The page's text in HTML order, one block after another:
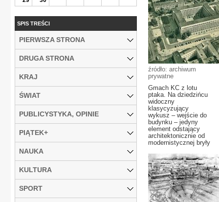
źródło: archiwum
prywatne
Gmach KC z lotu
ptaka. Na dziedzińcu
widoczny
klasycyzujący
wykusz – wejście do
budynku – jedyny
element odstający
architektonicznie od
modernistycznej bryły
SPIS TREŚCI
PIERWSZA STRONA
DRUGA STRONA
KRAJ
ŚWIAT
PUBLICYSTYKA, OPINIE
PIĄTEK+
NAUKA
KULTURA
SPORT